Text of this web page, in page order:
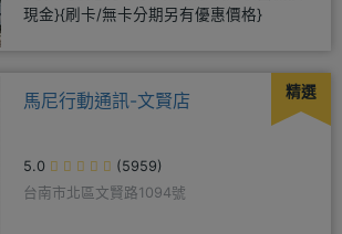
現金}{刷卡/無卡分期另有優惠價格}
精選
馬尼行動通訊-文賢店
5.0
(5959)
台南市北區文賢路1094號